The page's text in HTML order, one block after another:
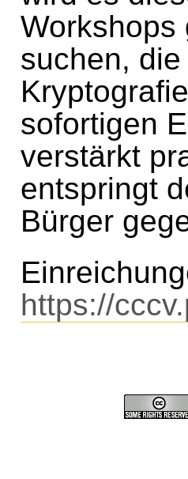
Workshops
suchen,
sofortigen
verstärkt
entspringt
Bürger
https://